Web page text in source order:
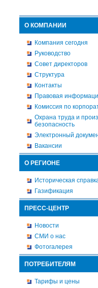
О КОМПАНИИ
Компания сегодня
Руководство
Совет директоров
Структура
Контакты
Правовая
Комиссия по
Охрана труда и
безопасность
Электронный
Вакансии
О РЕГИОНЕ
Историческая
Газификация
ПРЕСС-ЦЕНТР
Новости
СМИ о нас
Фотогалерея
ПОТРЕБИТЕЛЯМ
Тарифы и цены